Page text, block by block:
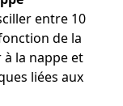
entre 10
de la
la nappe et
liées aux